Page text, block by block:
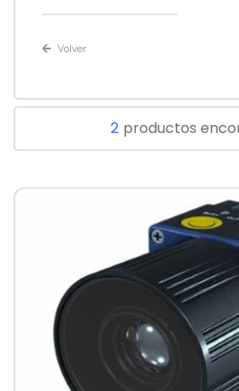
2 productos
Volver